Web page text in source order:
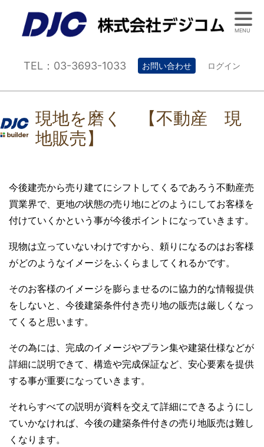
TEL：03-3693-1033 お問い合わせ ログイン
現地を磨く 【不動産 現
地販売】
今後建売から売り建てにシフトしてくるであろう不動産売
買業界で、更地の状態の売り地にどのようにしてお客様を
付けていくかという事が今後ポイントになっていきます。
現物は立っていないわけですから、頼りになるのはお客様
がどのようなイメージをふくらましてくれるかです。
そのお客様のイメージを膨らませるのに協力的な情報提供
をしないと、今後建築条件付き売り地の販売は厳しくなっ
てくると思います。
その為には、完成のイメージやプラン集や建築仕様などが
詳細に説明できて、構造や完成保証など、安心要素を提供
する事が重要になっていきます。
それらすべての説明が資料を交えて詳細にできるようにし
ていかなければ、今後の建築条件付きの売り地販売は難し
くなります。
MENU